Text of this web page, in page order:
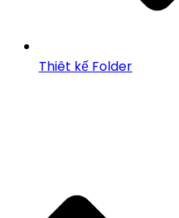
Thiêt kế Folder